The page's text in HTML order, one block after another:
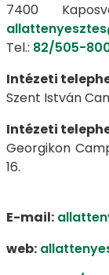
7400
Tel.: 82/505-
Intézeti
Szent István
Intézeti
Georgikon
16.
E-mail:
web: